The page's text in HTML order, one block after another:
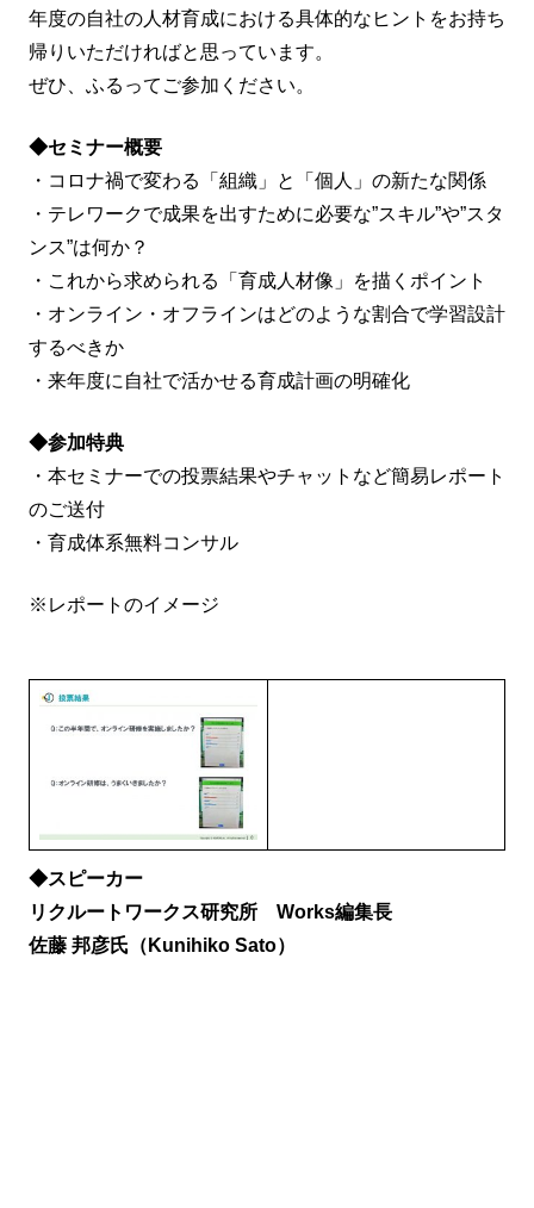
年度の自社の人材育成における具体的なヒントをお持ち
帰りいただければと思っています。
ぜひ、ふるってご参加ください。
◆セミナー概要
・コロナ禍で変わる「組織」と「個人」の新たな関係
・テレワークで成果を出すために必要な”スキル”や”スタ
ンス”は何か？
・これから求められる「育成人材像」を描くポイント
・オンライン・オフラインはどのような割合で学習設計
するべきか
・来年度に自社で活かせる育成計画の明確化
◆参加特典
・本セミナーでの投票結果やチャットなど簡易レポート
のご送付
・育成体系無料コンサル
※レポートのイメージ
◆スピーカー
リクルートワークス研究所 Works編集長
佐藤 邦彦氏（Kunihiko Sato）